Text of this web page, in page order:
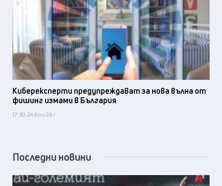
Киберексперти предупреждават за нова вълна от
фишинг измами в България
17:30, 24 юли 26 /
Последни новини